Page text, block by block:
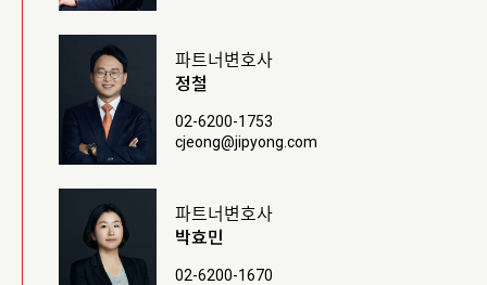
파트너변호사
정철
02-6200-1753
cjeong@jipyong.com
파트너변호사
박효민
02-6200-1670